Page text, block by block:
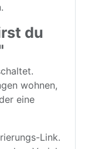
du
wohnen,
eine
Link.